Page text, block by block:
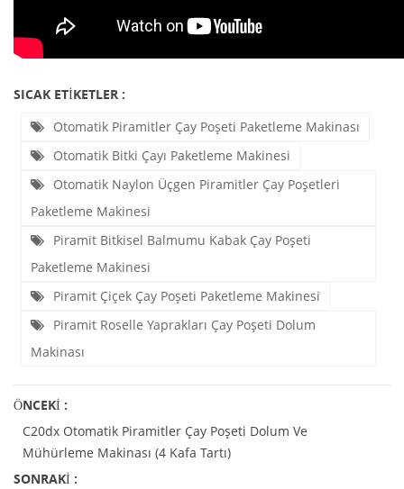
SICAK ETIKETLER :
Otomatik Piramitler Çay Poşeti Paketleme Makinası
Otomatik Bitki Çayı Paketleme Makinesi
Otomatik Naylon Üçgen Piramitler Çay Poşetleri
Paketleme Makinesi
Piramit Bitkisel Balmumu Kabak Çay Poşeti
Paketleme Makinesi
Piramit Çiçek Çay Poşeti Paketleme Makinesi
Piramit Roselle Yaprakları Çay Poşeti Dolum
Makinası
ÖNCEKI :
C20dx Otomatik Piramitler Çay Poşeti Dolum Ve
Mühürleme Makinası (4 Kafa Tartı)
SONRAKI :